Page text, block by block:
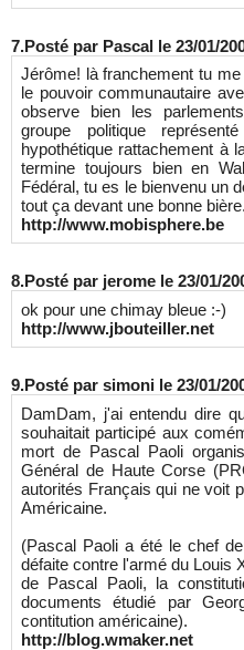
7.Posté par Pascal le 23/01/
Jérôme! là franchement tu
le pouvoir communautaire
observe bien les
groupe politique
hypothétique rattachement à
termine toujours bien en
Fédéral, tu es le bienvenu un
tout ça devant une bonne
http://www.mobisphere.be
8.Posté par jerome le 23/01/
ok pour une chimay bleue :-)
http://www.jbouteiller.net
9.Posté par simoni le 23/01/
DamDam, j'ai entendu dire
souhaitait participé aux
mort de Pascal Paoli
Général de Haute Corse
autorités Français qui ne voit
Américaine.
(Pascal Paoli a été le chef
défaite contre l'armé du Louis
de Pascal Paoli, la
documents étudié par
contitution américaine).
http://blog.wmaker.net